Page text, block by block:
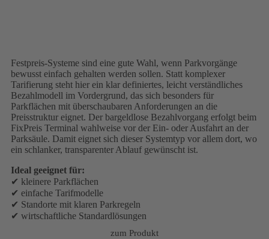
Festpreis-Systeme sind eine gute Wahl, wenn Parkvorgänge
bewusst einfach gehalten werden sollen. Statt komplexer
Tarifierung steht hier ein klar definiertes, leicht verständliches
Bezahlmodell im Vordergrund, das sich besonders für
Parkflächen mit überschaubaren Anforderungen an die
Preisstruktur eignet. Der bargeldlose Bezahlvorgang erfolgt beim
FixPreis Terminal wahlweise vor der Ein- oder Ausfahrt an der
Parksäule. Damit eignet sich dieser Systemtyp vor allem dort, wo
ein schlanker, transparenter Ablauf gewünscht ist.
Ideal geeignet für:
✔ kleinere Parkflächen
✔ einfache Tarifmodelle
✔ Standorte mit klaren Parkregeln
✔ wirtschaftliche Standardlösungen
zum Produkt